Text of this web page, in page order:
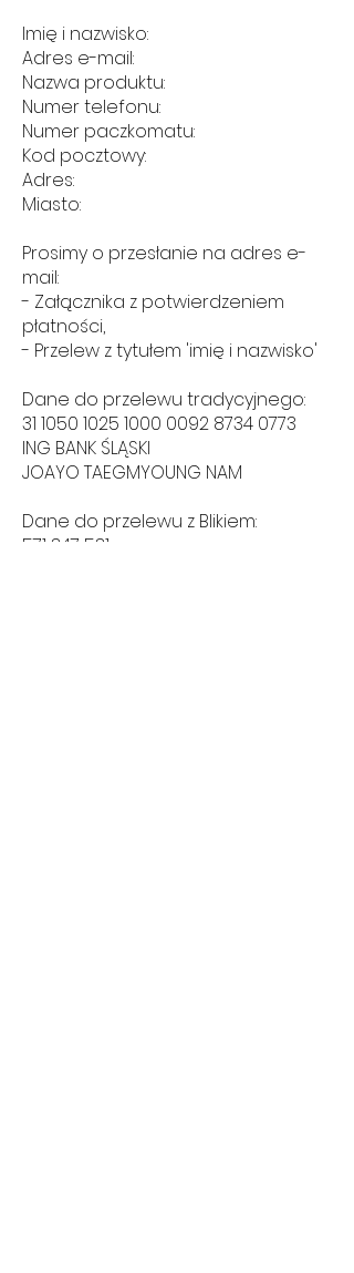
Imię i nazwisko:
Adres e-mail:
Nazwa produktu:
Numer telefonu:
Numer paczkomatu:
Kod pocztowy:
Adres:
Miasto:
Prosimy o przesłanie na adres e-
mail:
- Załącznika z potwierdzeniem
płatności,
- Przelew z tytułem 'imię i nazwisko'
Dane do przelewu tradycyjnego:
31 1050 1025 1000 0092 8734 0773
ING BANK ŚLĄSKI
JOAYO TAEGMYOUNG NAM
Dane do przelewu z Blikiem:
571 347 531